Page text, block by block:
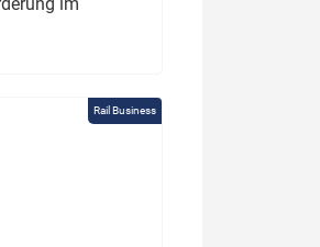
Rail Business